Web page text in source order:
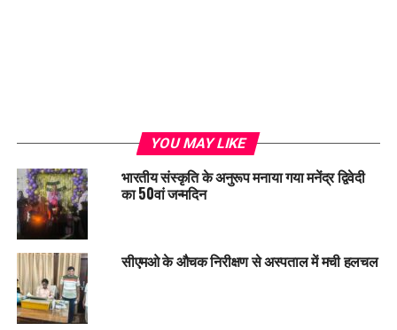
YOU MAY LIKE
भारतीय संस्कृति के अनुरूप मनाया गया मनेंद्र द्विवेदी
का 50वां जन्मदिन
सीएमओ के औचक निरीक्षण से अस्पताल में मची हलचल